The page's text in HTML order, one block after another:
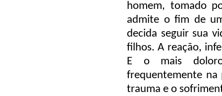
homem, tomado
admite o fim de
decida seguir sua
filhos. A reação,
E o mais
frequentemente na
trauma e o